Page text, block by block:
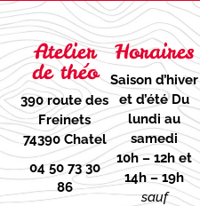
Atelier
de théo
390 route des
Freinets
74390 Chatel
04 50 73 30
86
Horaires
Saison d’hiver
et d’étéDu
lundi au
samedi
10h – 12h et
14h – 19h
sauf